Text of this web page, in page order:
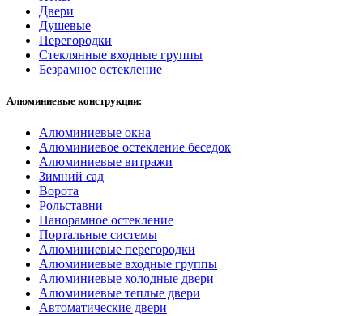
Двери
Душевые
Перегородки
Стеклянные входные группы
Безрамное остекление
Алюминиевые конструкции:
Алюминиевые окна
Алюминиевое остекление беседок
Алюминиевые витражи
Зимний сад
Ворота
Рольставни
Панорамное остекление
Портальные системы
Алюминиевые перегородки
Алюминиевые входные группы
Алюминиевые холодные двери
Алюминиевые теплые двери
Автоматические двери